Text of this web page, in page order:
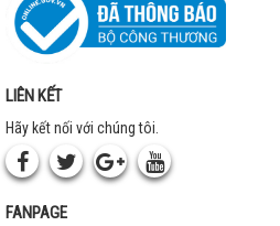
LIÊN KẾT
Hãy kết nối với chúng tôi.
FANPAGE